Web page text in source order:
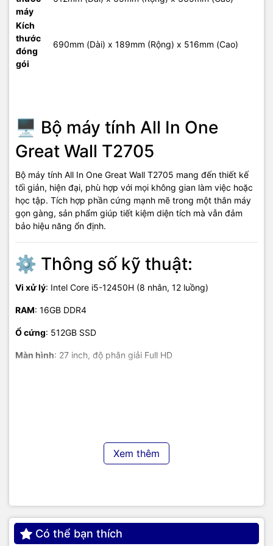
máy
Kích
thước
đóng
gói
690mm (Dài) x 189mm (Rộng) x 516mm (Cao)
🖥️ Bộ máy tính All In One
Great Wall T2705
Bộ máy tính All In One Great Wall T2705 mang đến thiết kế
tối giản, hiện đại, phù hợp với mọi không gian làm việc hoặc
học tập. Tích hợp phần cứng mạnh mẽ trong một thân máy
gọn gàng, sản phẩm giúp tiết kiệm diện tích mà vẫn đảm
bảo hiệu năng ổn định.
⚙️ Thông số kỹ thuật:
Vi xử lý: Intel Core i5-12450H (8 nhân, 12 luồng)
RAM: 16GB DDR4
Ổ cứng: 512GB SSD
Màn hình: 27 inch, độ phân giải Full HD
🌟 Ưu điểm:
Thiết kế All In One giúp không gian làm việc gọn gàng, hiện
Cấu hình mạnh mẽ đáp ứng tốt nhu cầu học tập, làm việc và
giải trí
Xem thêm
Có thể bạn thích